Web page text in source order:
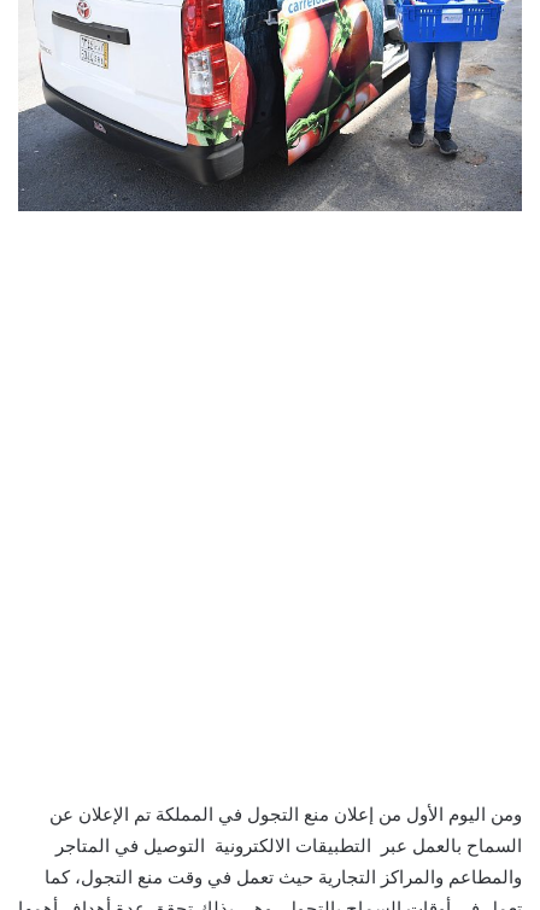
ومن اليوم الأول من إعلان منع التجول في المملكة تم الإعلان عن
السماح بالعمل عبر التطبيقات الالكترونية التوصيل في المتاجر
والمطاعم والمراكز التجارية حيث تعمل في وقت منع التجول، كما